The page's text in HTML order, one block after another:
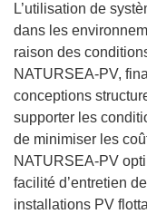
L’utilisation de
dans les
raison des
NATURSEA-PV,
conceptions
supporter les
de minimiser les
NATURSEA-PV
facilité d’entretien
installations PV